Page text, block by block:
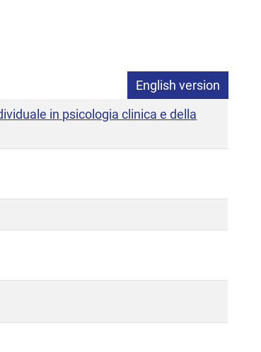
English version
in psicologia clinica e della